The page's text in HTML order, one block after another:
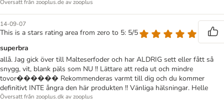
Översatt från zooplus.de av zooplus
14-09-07
This is a stars rating area from zero to 5: 5/5
superbra
allå. Jag gick över till Malteserfoder och har ALDRIG sett eller fått så
snygg, vit, blank päls som NU !! Lättare att reda ut och mindre
tovor������ Rekommenderas varmt till dig och du kommer
definitivt INTE ångra den här produkten !! Vänliga hälsningar. Helle
Översatt från zooplus.dk av zooplus